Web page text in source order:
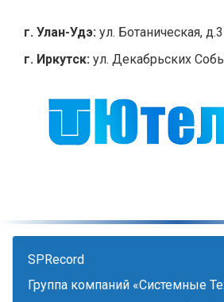
содержанию
г. Улан-Удэ: ул. Ботаническая,
г. Иркутск: ул. Декабрьских
SPRecord
Группа компаний «Системные